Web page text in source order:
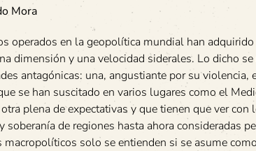
Mora
operados en la geopolítica mundial han adquirido
dimensión y una velocidad siderales. Lo dicho
antagónicas: una, angustiante por su violencia,
se han suscitado en varios lugares como el
plena de expectativas y que tienen que ver con
soberanía de regiones hasta ahora consideradas
macropolíticos solo se entienden si se asume